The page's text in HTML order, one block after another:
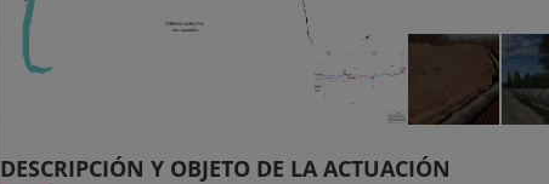
DESCRIPCIÓN Y OBJETO DE LA ACTUACIÓN